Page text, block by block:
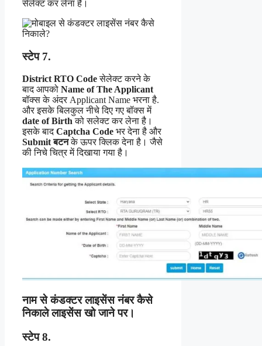
सेलेक्ट कर लेना है।
स्टेप 7.
District RTO Codeसेलेक्ट करने के
बाद आपको Name of The Applicant
बॉक्स के अंदर Applicant Name भरना है.
और इसके बिलकुल नीचे दिए गए बॉक्स में
date of Birthको सलेक्ट कर लेना है।
इसके बादCaptcha Code भर देना है और
Submit बटनके ऊपर क्लिक देना है। जैसे
की निचे चित्र में दिखाया गया है।
नाम से कंडक्टर लाइसेंस नंबर कैसे
निकाले लाइसेंस खो जाने पर।
स्टेप 8.